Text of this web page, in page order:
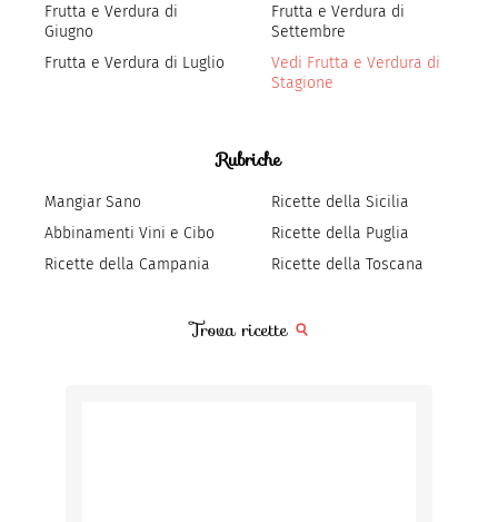
Frutta e Verdura di
Giugno
Frutta e Verdura di Luglio
Frutta e Verdura di
Settembre
Vedi Frutta e Verdura di
Stagione
Rubriche
Mangiar Sano
Abbinamenti Vini e Cibo
Ricette della Campania
Ricette della Sicilia
Ricette della Puglia
Ricette della Toscana
Trova ricette